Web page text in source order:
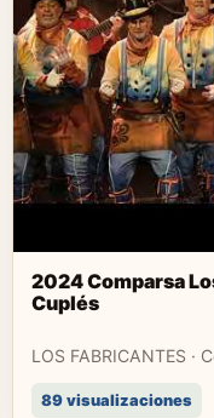
2024 Comparsa
Cuplés
LOS FABRICANTES ·
89 visualizaciones